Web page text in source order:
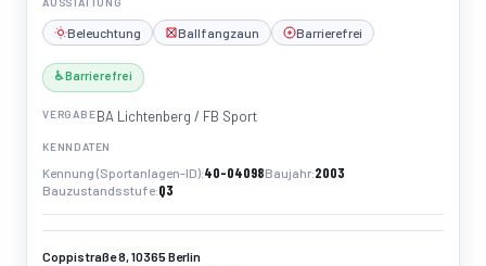
Beleuchtung Ballfangzaun Barrierefrei
♿ Barrierefrei
VERGABEBA Lichtenberg / FB Sport
KENNDATEN
Kennung (Sportanlagen-ID) 40-04098Baujahr 2003
Bauzustandsstufe Q3
Coppistraße 8, 10365 Berlin